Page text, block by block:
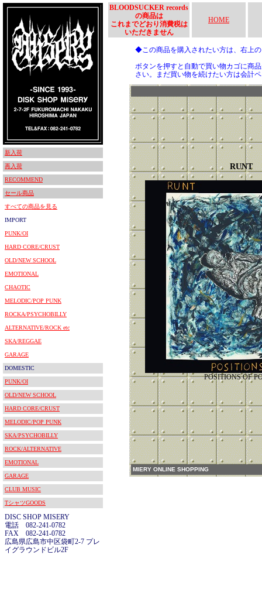
新入荷
再入荷
RECOMMEND
セール商品
すべての商品を見る
IMPORT
PUNK/OI
HARD CORE/CRUST
OLD/NEW SCHOOL
EMOTIONAL
CHAOTIC
MELODIC/POP PUNK
ROCKA/PSYCHOBILLY
ALTERNATIVE/ROCK etc
SKA/REGGAE
GARAGE
DOMESTIC
PUNK/OI
OLD/NEW SCHOOL
HARD CORE/CRUST
MELODIC/POP PUNK
SKA/PSYCHOBILLY
ROCK/ALTERNATIVE
EMOTIONAL
GARAGE
CLUB MUSIC
TシャツGOODS
DISC SHOP MISERY
電話 082-241-0782
FAX 082-241-0782
広島県広島市中区袋町2-7 プレ
イグラウンドビル2F
BLOODSUCKER records
の商品は
これまでどおり消費税は
いただきません
HOME
◆この商品を購入されたい方は、右上
ボタンを押すと自動で買い物カゴに商
さい。まだ買い物を続けたい方は会計
RUNT
POSITIONS OF
MIERY ONLINE SHOPPING